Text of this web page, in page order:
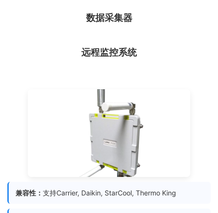
数据采集器
远程监控系统
兼容性： 支持Carrier, Daikin, StarCool, Thermo King